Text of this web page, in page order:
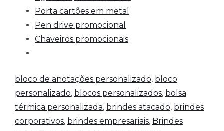
Porta cartões em metal
Pen drive promocional
Chaveiros promocionais
bloco de anotações personalizado, bloco
personalizado, blocos personalizados, bolsa
térmica personalizada, brindes atacado, brindes
corporativos, brindes empresariais, Brindes